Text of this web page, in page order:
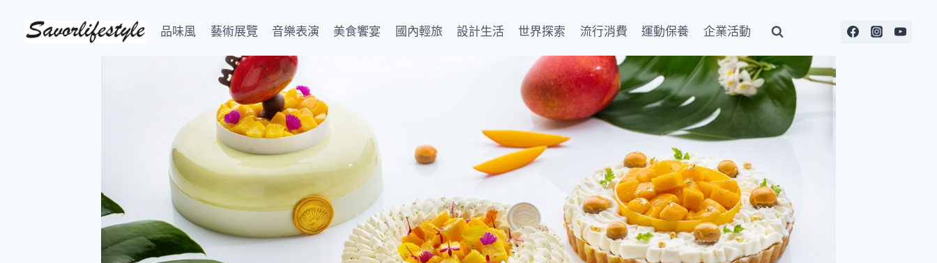
品味風 藝術展覽 音樂表演 美食饗宴 國內輕旅 設計生活 世界探索 流行消費 運動保養 企業活動